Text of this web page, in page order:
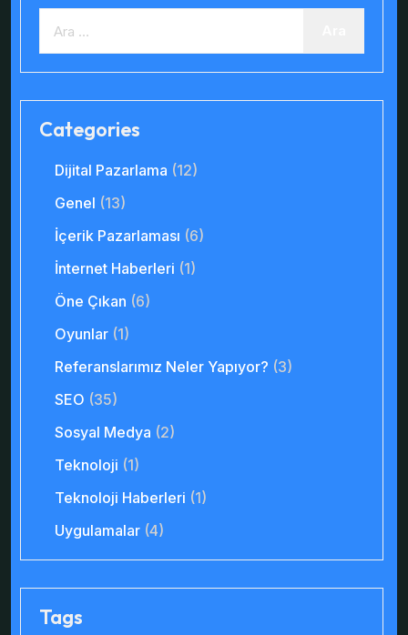
Categories
Dijital Pazarlama (12)
Genel (13)
İçerik Pazarlaması (6)
İnternet Haberleri (1)
Öne Çıkan (6)
Oyunlar (1)
Referanslarımız Neler Yapıyor? (3)
SEO (35)
Sosyal Medya (2)
Teknoloji (1)
Teknoloji Haberleri (1)
Uygulamalar (4)
Tags